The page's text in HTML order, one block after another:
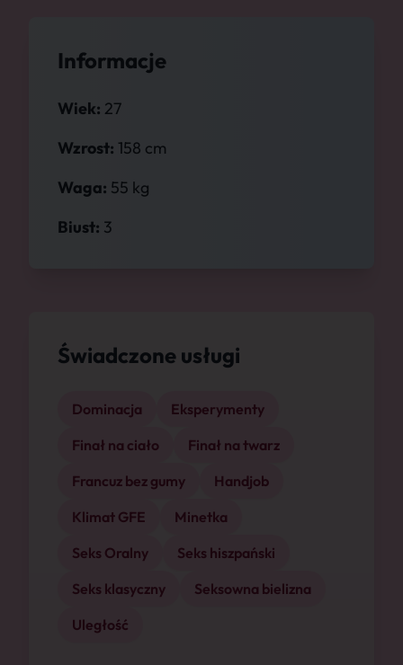
Informacje
Wiek: 27
Wzrost: 158 cm
Waga: 55 kg
Biust: 3
Świadczone usługi
Dominacja
Eksperymenty
Finał na ciało
Finał na twarz
Francuz bez gumy
Handjob
Klimat GFE
Minetka
Seks Oralny
Seks hiszpański
Seks klasyczny
Seksowna bielizna
Uległość